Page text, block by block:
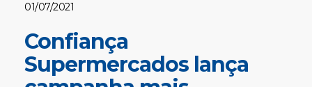
Confiança
Supermercados lança
01/07/2021